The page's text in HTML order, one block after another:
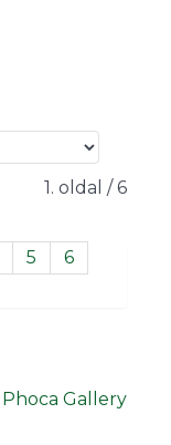
1. oldal / 6
5
6
Phoca Gallery